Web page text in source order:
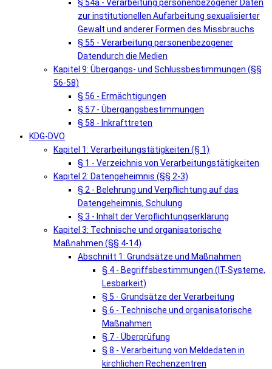
§ 54a - Verarbeitung personenbezogener Daten
zur institutionellen Aufarbeitung sexualisierter
Gewalt und anderer Formen des Missbrauchs
§ 55 - Verarbeitung personenbezogener
Datendurch die Medien
Kapitel 9: Übergangs- und Schlussbestimmungen (§§
56-58)
§ 56 - Ermächtigungen
§ 57 - Übergangsbestimmungen
§ 58 - Inkrafttreten
KDG-DVO
Kapitel 1: Verarbeitungstätigkeiten (§ 1)
§ 1 - Verzeichnis von Verarbeitungstätigkeiten
Kapitel 2: Datengeheimnis (§§ 2-3)
§ 2 - Belehrung und Verpflichtung auf das
Datengeheimnis, Schulung
§ 3 - Inhalt der Verpflichtungserklärung
Kapitel 3: Technische und organisatorische
Maßnahmen (§§ 4-14)
Abschnitt 1: Grundsätze und Maßnahmen
§ 4 - Begriffsbestimmungen (IT-Systeme,
Lesbarkeit)
§ 5 - Grundsätze der Verarbeitung
§ 6 - Technische und organisatorische
Maßnahmen
§ 7 - Überprüfung
§ 8 - Verarbeitung von Meldedaten in
kirchlichen Rechenzentren